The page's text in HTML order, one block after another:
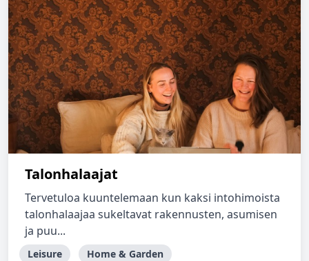
Talonhalaajat
Tervetuloa kuuntelemaan kun kaksi intohimoista
talonhalaajaa sukeltavat rakennusten, asumisen
ja puu...
Leisure Home & Garden